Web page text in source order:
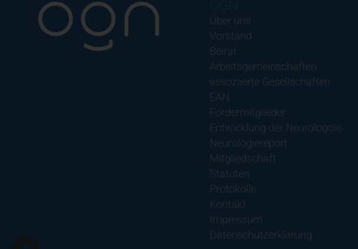
Über uns
Vorstand
Beirat
Arbeitsgemeinschaften
assoziierte Gesellschaften
EAN
Fördermitglieder
Entwicklung der Neurologoie
Neurologiereport
Mitgliedschaft
Statuten
Protokolle
Kontakt
Impressum
Datenschutzerklärung